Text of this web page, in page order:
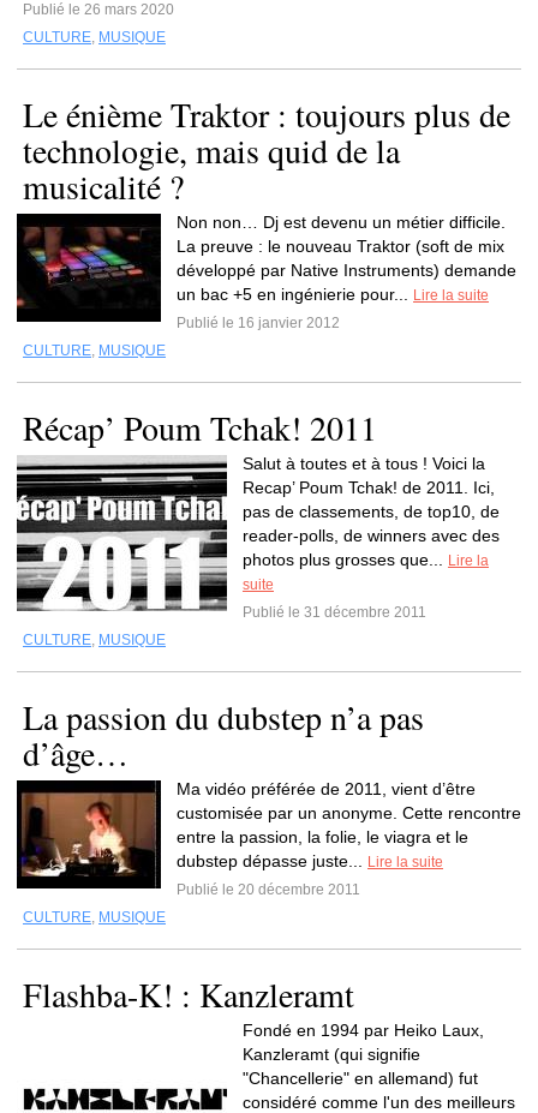
Publié le 26 mars 2020
CULTURE, MUSIQUE
Le énième Traktor : toujours plus de
technologie, mais quid de la
musicalité ?
Non non… Dj est devenu un métier difficile.
La preuve : le nouveau Traktor (soft de mix
développé par Native Instruments) demande
un bac +5 en ingénierie pour...
Lire la suite
Publié le 16 janvier 2012
CULTURE, MUSIQUE
Récap’ Poum Tchak! 2011
Salut à toutes et à tous ! Voici la
Recap’ Poum Tchak! de 2011. Ici,
pas de classements, de top10, de
reader-polls, de winners avec des
photos plus grosses que...
Lire la
suite
Publié le 31 décembre 2011
CULTURE, MUSIQUE
La passion du dubstep n’a pas
d’âge…
Ma vidéo préférée de 2011, vient d’être
customisée par un anonyme. Cette rencontre
entre la passion, la folie, le viagra et le
dubstep dépasse juste...
Lire la suite
Publié le 20 décembre 2011
CULTURE, MUSIQUE
Flashba-K! : Kanzleramt
Fondé en 1994 par Heiko Laux,
Kanzleramt (qui signifie
"Chancellerie" en allemand) fut
considéré comme l'un des meilleurs